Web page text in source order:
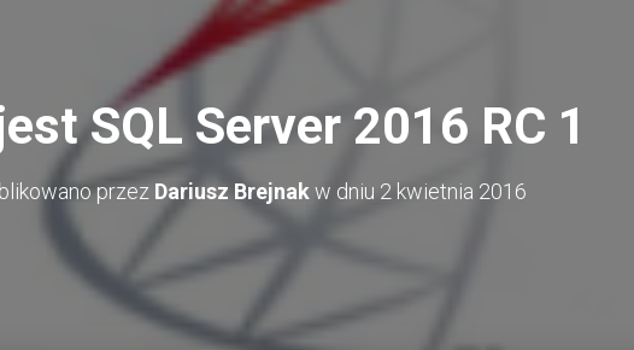
SQL Server 2016 RC 1
przez Dariusz Brejnak w dniu 2 kwietnia 2016